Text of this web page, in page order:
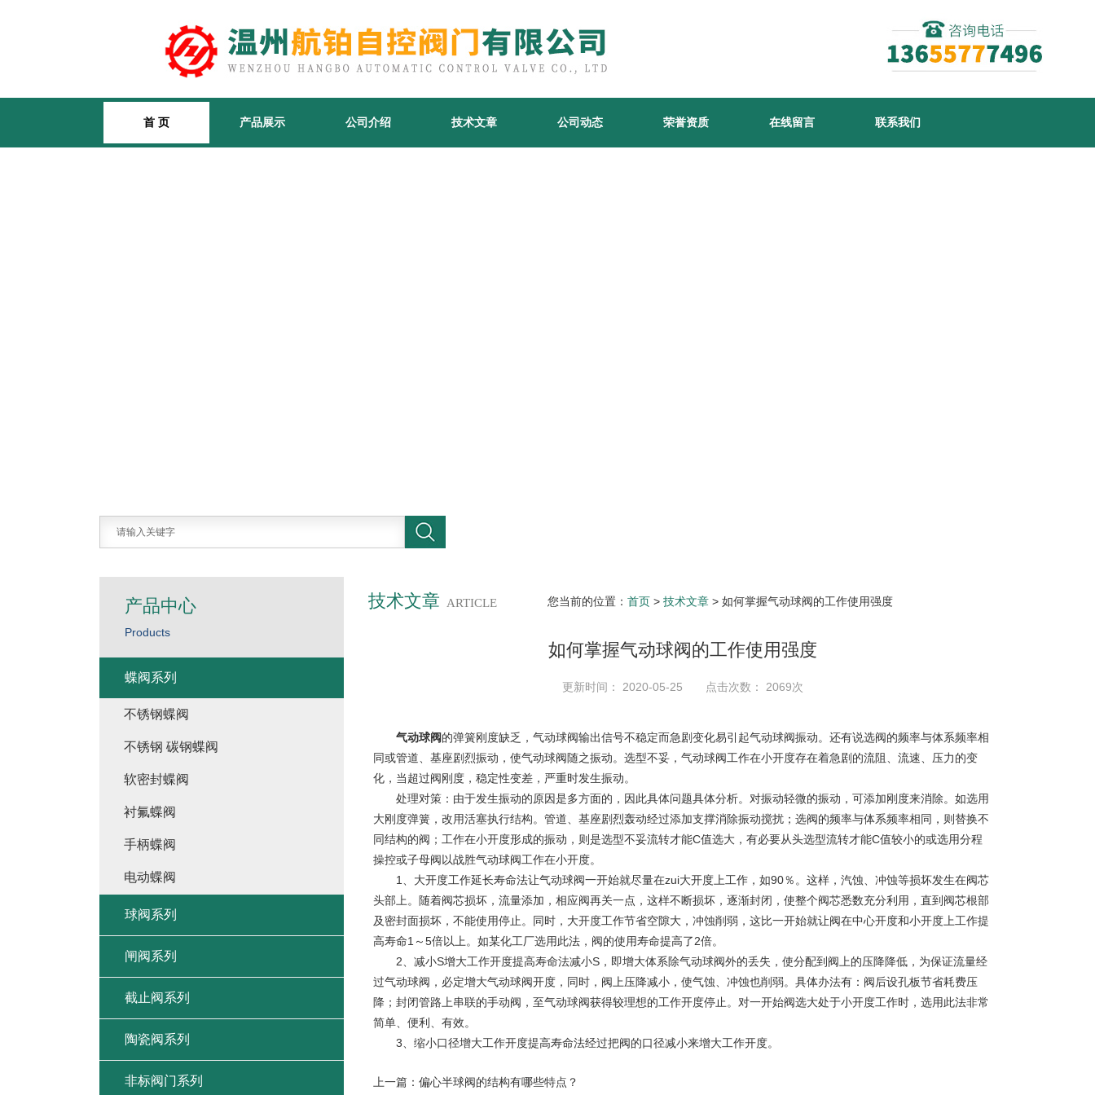
首 页 产品展示 公司介绍 技术文章 公司动态 荣誉资质 在线留言 联系我们
技术文章 ARTICLE 您当前的位置： 首页 > 技术文章 > 如何掌握气动球阀的工作使用强度
如何掌握气动球阀的工作使用强度
更新时间： 2020-05-25 点击次数： 2069次
气动球阀的弹簧刚度缺乏，气动球阀输出信号不稳定而急剧变化易引起气动球阀振动。还有说选阀的频率与体系频率相
同或管道、基座剧烈振动，使气动球阀随之振动。选型不妥，气动球阀工作在小开度存在着急剧的流阻、流速、压力的变
化，当超过阀刚度，稳定性变差，严重时发生振动。
处理对策：由于发生振动的原因是多方面的，因此具体问题具体分析。对振动轻微的振动，可添加刚度来消除。如选用
大刚度弹簧，改用活塞执行结构。管道、基座剧烈轰动经过添加支撑消除振动搅扰；选阀的频率与体系频率相同，则替换不
同结构的阀；工作在小开度形成的振动，则是选型不妥流转才能C值选大，有必要从头选型流转才能C值较小的或选用分程
操控或子母阀以战胜气动球阀工作在小开度。
1、大开度工作延长寿命法让气动球阀一开始就尽量在zui大开度上工作，如90％。这样，汽蚀、冲蚀等损坏发生在阀芯
头部上。随着阀芯损坏，流量添加，相应阀再关一点，这样不断损坏，逐渐封闭，使整个阀芯悉数充分利用，直到阀芯根部
及密封面损坏，不能使用停止。同时，大开度工作节省空隙大，冲蚀削弱，这比一开始就让阀在中心开度和小开度上工作提
高寿命1～5倍以上。如某化工厂选用此法，阀的使用寿命提高了2倍。
2、减小S增大工作开度提高寿命法减小S，即增大体系除气动球阀外的丢失，使分配到阀上的压降降低，为保证流量经
过气动球阀，必定增大气动球阀开度，同时，阀上压降减小，使气蚀、冲蚀也削弱。具体办法有：阀后设孔板节省耗费压
降；封闭管路上串联的手动阀，至气动球阀获得较理想的工作开度停止。对一开始阀选大处于小开度工作时，选用此法非常
简单、便利、有效。
3、缩小口径增大工作开度提高寿命法经过把阀的口径减小来增大工作开度。
上一篇： 偏心半球阀的结构有哪些特点？
产品中心
Products
蝶阀系列
不锈钢蝶阀
不锈钢 碳钢蝶阀
软密封蝶阀
衬氟蝶阀
手柄蝶阀
电动蝶阀
球阀系列
闸阀系列
截止阀系列
陶瓷阀系列
非标阀门系列